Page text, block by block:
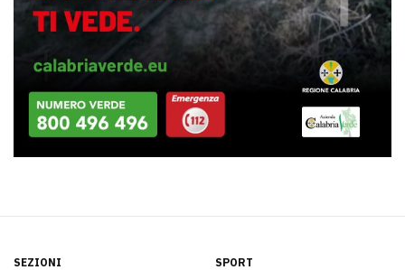
SEZIONI SPORT